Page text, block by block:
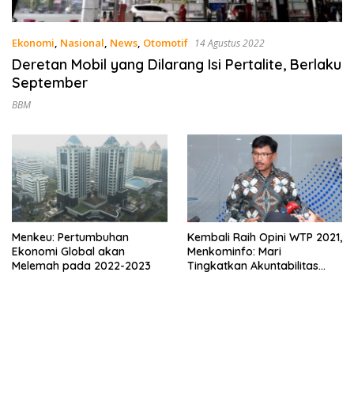
Ekonomi, Nasional, News, Otomotif 14 Agustus 2022
Deretan Mobil yang Dilarang Isi Pertalite, Berlaku
September
BBM
Menkeu: Pertumbuhan
Ekonomi Global akan
Melemah pada 2022-2023
Kembali Raih Opini WTP 2021,
Menkominfo: Mari
Tingkatkan Akuntabilitas